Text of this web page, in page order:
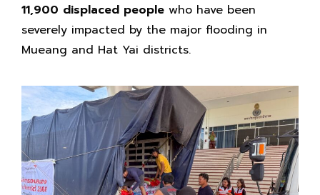
11,900 displaced people who have been
severely impacted by the major flooding in
Mueang and Hat Yai districts.